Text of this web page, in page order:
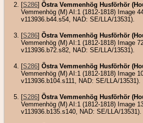
[S286] Östra Vemmenhög Husförhör
Vemmenhög (M) AI:1 (1812-1818) Image
v113936.b44.s54, NAD: SE/LLA/13531).
[S286] Östra Vemmenhög Husförhör
Vemmenhög (M) AI:1 (1812-1818) Image
v113936.b72.s82, NAD: SE/LLA/13531).
[S286] Östra Vemmenhög Husförhör
Vemmenhög (M) AI:1 (1812-1818) Image
v113936.b104.s111, NAD: SE/LLA/13531).
[S286] Östra Vemmenhög Husförhör
Vemmenhög (M) AI:1 (1812-1818) Image
v113936.b135.s140, NAD: SE/LLA/13531).